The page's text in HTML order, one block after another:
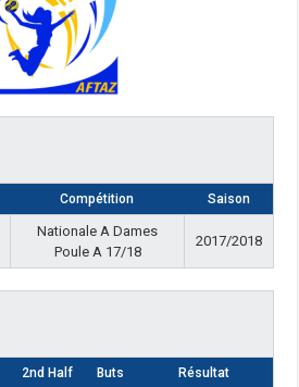
Compétition Saison
Nationale A Dames
Poule A 17/18
2017/2018
2nd Half Buts Résultat